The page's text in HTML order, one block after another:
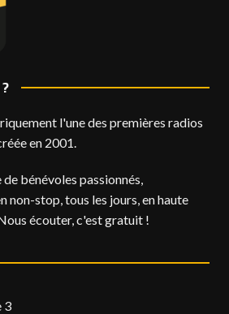
l'une des premières radios
en 2001.
bénévoles passionnés,
non-stop, tous les jours, en haute
écouter, c'est gratuit !
3